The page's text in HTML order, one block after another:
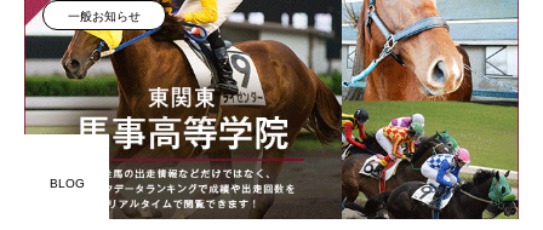
一般お知らせ
BLOG